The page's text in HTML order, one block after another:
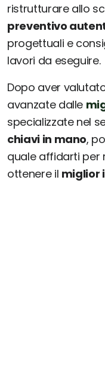
ristrutturare allo
preventivo
progettuali e
lavori da eseguire.
Dopo aver
avanzate dalle
specializzate nel
chiavi in mano,
quale affidarti per
ottenere il miglior